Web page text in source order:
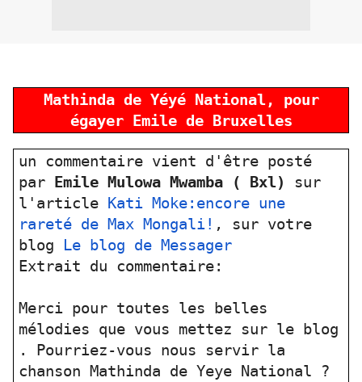
Mathinda de Yéyé National, pour
égayer Emile de Bruxelles
un commentaire vient d'être posté
par
Emile Mulowa Mwamba ( Bxl)
sur
l'article
Kati Moke:encore une
rareté de Max Mongali! , sur votre
blog
Le blog de Messager
Extrait du commentaire:
Merci pour toutes les belles
mélodies que vous mettez sur le blog
. Pourriez-vous nous servir la
chanson Mathinda de Yeye National ?